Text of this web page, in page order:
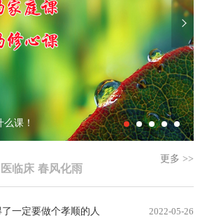
课！
临床 春风化雨
更多 >>
一定要做个孝顺的人 2022-05-26